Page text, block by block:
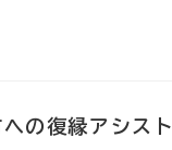
の復縁アシスト